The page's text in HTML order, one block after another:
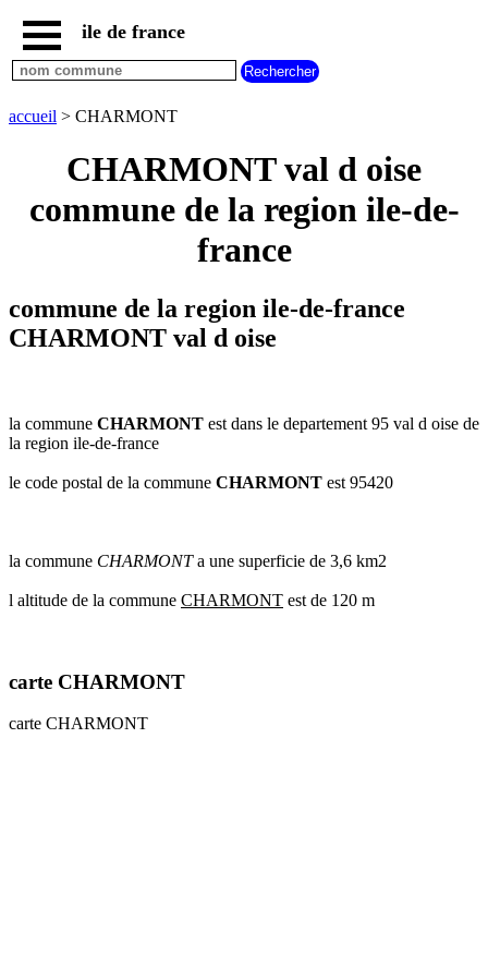
accueil
paris
communes
communes
seine
marne
communes
communes
val
oise
marne
communes
ile de france
accueil > CHARMONT
CHARMONT val d oise
commune de la region ile-de-
france
commune de la region ile-de-france
CHARMONT val d oise
la commune CHARMONT est dans le departement 95 val d oise de
la region ile-de-france
le code postal de la commune CHARMONT est 95420
la commune CHARMONTa une superficie de 3,6 km2
l altitude de la commune CHARMONT est de 120 m
carte CHARMONT
carte CHARMONT